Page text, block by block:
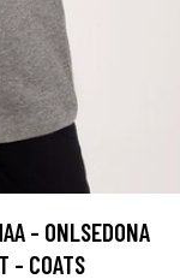
- ONLSEDONA
- COATS